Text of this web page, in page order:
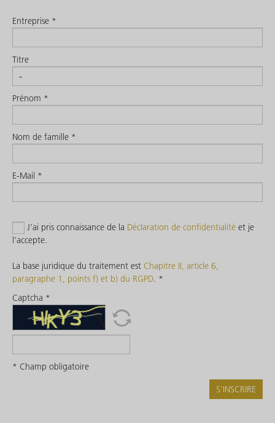
Entreprise *
Titre
Prénom *
Nom de famille *
E-Mail *
J'ai pris connaissance de la Déclaration de confidentialité et je
l'accepte.
La base juridique du traitement est Chapitre II, article 6,
paragraphe 1, points f) et b) du RGPD. *
Captcha *
* Champ obligatoire
S'INSCRIRE